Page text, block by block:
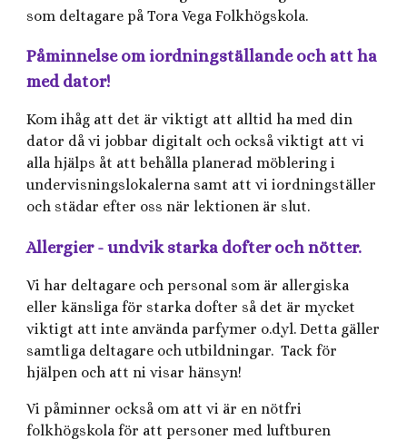
som deltagare på Tora Vega Folkhögskola.
Påminnelse om iordningställande och att ha
med dator!
Kom ihåg att det är viktigt att alltid ha med din
dator då vi jobbar digitalt och också viktigt att vi
alla hjälps åt att behålla planerad möblering i
undervisningslokalerna samt att vi iordningställer
och städar efter oss när lektionen är slut.
Allergier - undvik starka dofter och nötter.
Vi har deltagare och personal som är allergiska
eller känsliga för starka dofter så det är mycket
viktigt att inte använda parfymer o.dyl. Detta gäller
samtliga deltagare och utbildningar. Tack för
hjälpen och att ni visar hänsyn!
Vi påminner också om att vi är en nötfri
folkhögskola för att personer med luftburen